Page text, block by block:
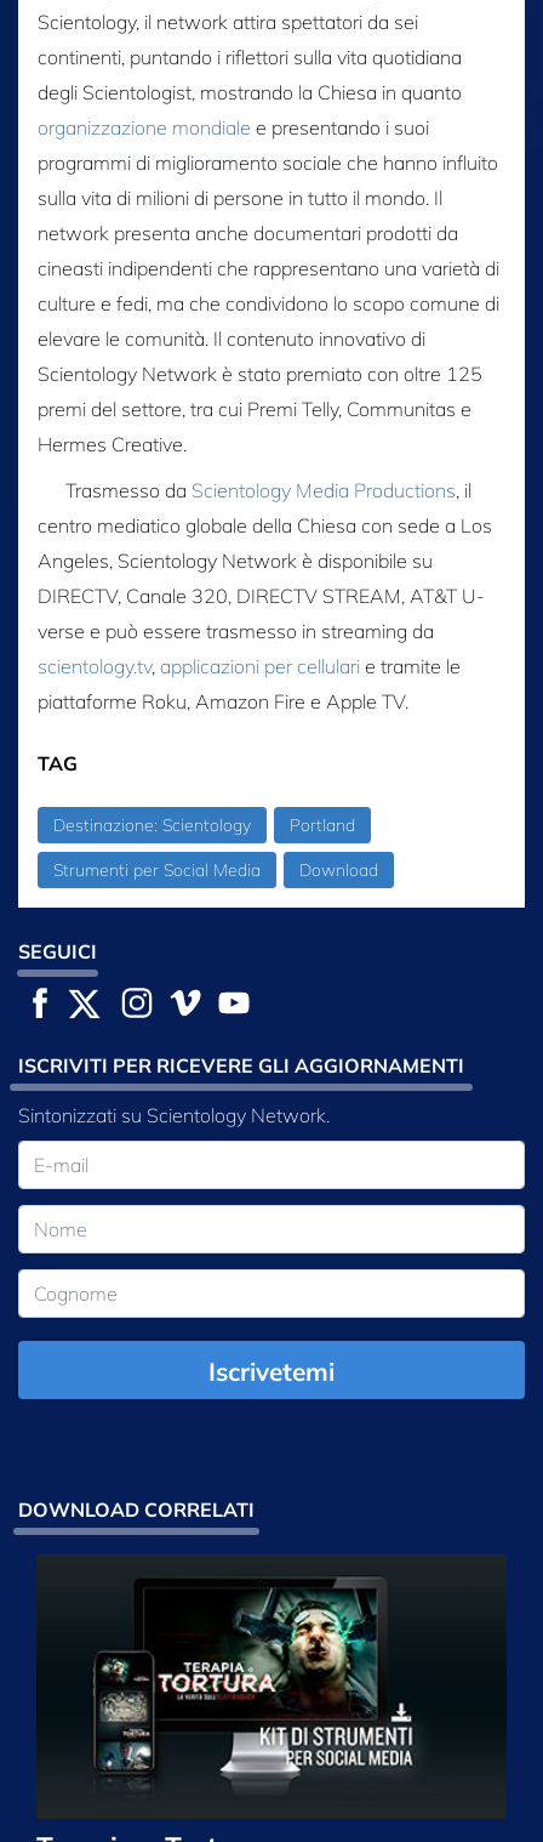
Scientology, il network attira spettatori da sei
continenti, puntando i riflettori sulla vita quotidiana
degli Scientologist, mostrando la Chiesa in quanto
organizzazione mondiale e presentando i suoi
programmi di miglioramento sociale che hanno influito
sulla vita di milioni di persone in tutto il mondo. Il
network presenta anche documentari prodotti da
cineasti indipendenti che rappresentano una varietà di
culture e fedi, ma che condividono lo scopo comune di
elevare le comunità. Il contenuto innovativo di
Scientology Network è stato premiato con oltre 125
premi del settore, tra cui Premi Telly, Communitas e
Hermes Creative.
Trasmesso da Scientology Media Productions, il
centro mediatico globale della Chiesa con sede a Los
Angeles, Scientology Network è disponibile su
DIRECTV, Canale 320, DIRECTV STREAM, AT&T U-
verse e può essere trasmesso in streaming da
scientology.tv, applicazioni per cellulari e tramite le
piattaforme Roku, Amazon Fire e Apple TV.
TAG
Destinazione: Scientology Portland
Strumenti per Social Media Download
SEGUICI
ISCRIVITI PER RICEVERE GLI AGGIORNAMENTI
Sintonizzati su Scientology Network.
Iscrivetemi
DOWNLOAD CORRELATI